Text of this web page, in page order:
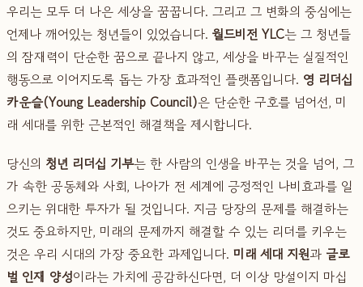
우리는 모두 더 나은 세상을 꿈꿉니다. 그리고 그 변화의 중심에는
언제나 깨어있는 청년들이 있었습니다. 월드비전 YLC는 그 청년들
의 잠재력이 단순한 꿈으로 끝나지 않고, 세상을 바꾸는 실질적인
행동으로 이어지도록 돕는 가장 효과적인 플랫폼입니다. 영 리더십
카운슬(Young Leadership Council)은 단순한 구호를 넘어선, 미
래 세대를 위한 근본적인 해결책을 제시합니다.
당신의 청년 리더십 기부는 한 사람의 인생을 바꾸는 것을 넘어, 그
가 속한 공동체와 사회, 나아가 전 세계에 긍정적인 나비효과를 일
으키는 위대한 투자가 될 것입니다. 지금 당장의 문제를 해결하는
것도 중요하지만, 미래의 문제까지 해결할 수 있는 리더를 키우는
것은 우리 시대의 가장 중요한 과제입니다. 미래 세대 지원과 글로
벌 인재 양성이라는 가치에 공감하신다면, 더 이상 망설이지 마십